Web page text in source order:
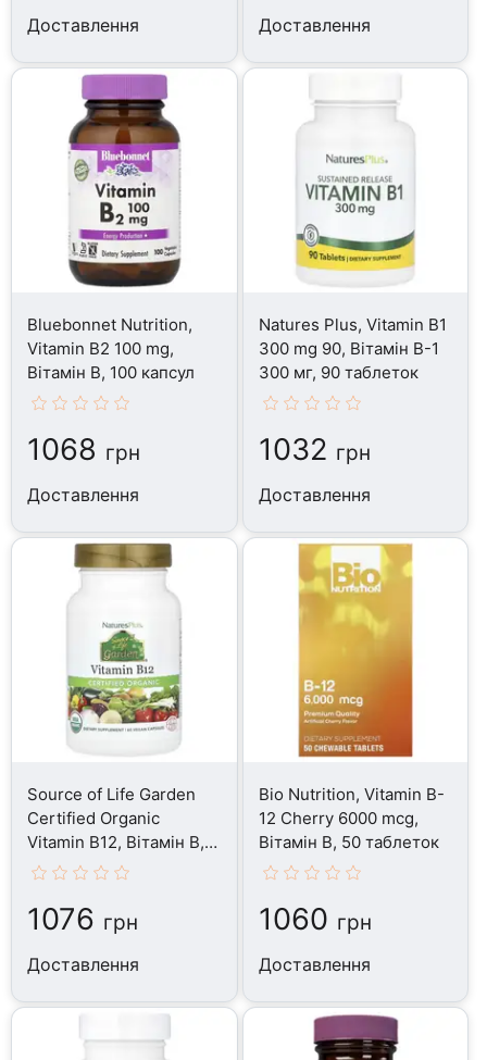
Доставлення Доставлення
Bluebonnet Nutrition,
Vitamin B2 100 mg,
Вітамін B, 100 капсул
1068 грн
Доставлення
Natures Plus, Vitamin B1
300 mg 90, Вітамін B-1
300 мг, 90 таблеток
1032 грн
Доставлення
Source of Life Garden
Certified Organic
Vitamin B12, Вітамін B,
60 капсул
1076 грн
Доставлення
Bio Nutrition, Vitamin B-
12 Cherry 6000 mcg,
Вітамін B, 50 таблеток
1060 грн
Доставлення